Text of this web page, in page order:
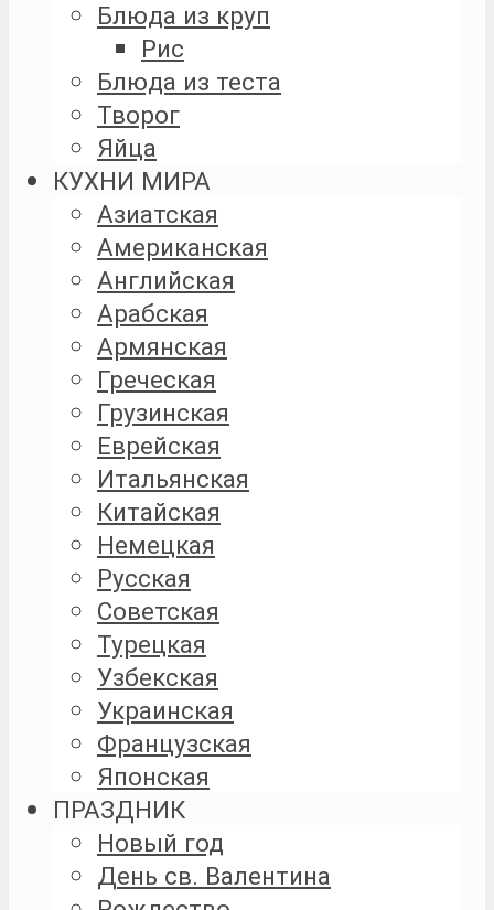
Блюда из круп
Рис
Блюда из теста
Творог
Яйца
КУХНИ МИРА
Азиатская
Американская
Английская
Арабская
Армянская
Греческая
Грузинская
Еврейская
Итальянская
Китайская
Немецкая
Русская
Советская
Турецкая
Узбекская
Украинская
Французская
Японская
ПРАЗДНИК
Новый год
День св. Валентина